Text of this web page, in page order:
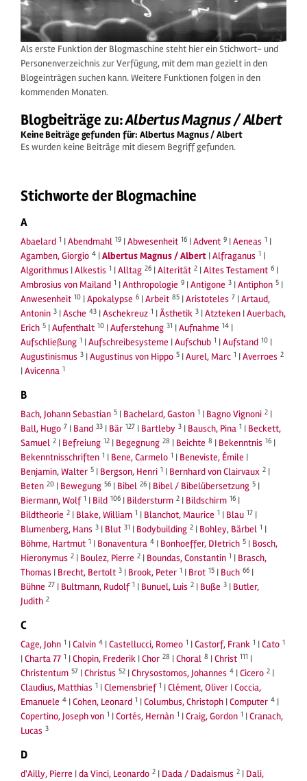
Als erste Funktion der Blogmaschine steht hier ein Stichwort- und
Personenverzeichnis zur Verfügung, mit dem man gezielt in den
Blogeinträgen suchen kann. Weitere Funktionen folgen in den
kommenden Monaten.
Blogbeiträge zu:Albertus Magnus / Albert
Keine Beiträge gefunden für: Albertus Magnus / Albert
Es wurden keine Beiträge mit diesem Begriff gefunden.
Stichworte der Blogmachine
A
Abaelard 1 |Abendmahl 19 |Abwesenheit 16 |Advent 9 |Aeneas 1 |
Agamben, Giorgio 4 |Albertus Magnus / Albert |Alfraganus 1 |
Algorithmus |Alkestis 1 |Alltag 26 |Alterität 2 |Altes Testament 6 |
Ambrosius von Mailand 1 |Anthropologie 9 |Antigone 3 |Antiphon 5 |
Anwesenheit 10 |Apokalypse 6 |Arbeit 85 |Aristoteles 7 |Artaud,
Antonin 3 |Asche 43 |Aschekreuz 1 |Ästhetik 3 |Atzteken |Auerbach,
Erich 5 |Aufenthalt 10 |Auferstehung 31 |Aufnahme 14 |
Aufschließung 1 |Aufschreibesysteme |Aufschub 1 |Aufstand 10 |
Augustinismus 3 |Augustinus von Hippo 5 |Aurel, Marc 1 |Averroes 2
|Avicenna 1
B
Bach, Johann Sebastian 5 | Bachelard, Gaston 1 | Bagno Vignoni 2 |
Ball, Hugo 7 | Band 33 | Bär 127 | Bartleby 3 | Bausch, Pina 1 | Beckett,
Samuel 2 | Befreiung 12 | Begegnung 28 | Beichte 8 | Bekenntnis 16 |
Bekenntnisschriften 1 | Bene, Carmelo 1 | Beneviste, Émile |
Benjamin, Walter 5 | Bergson, Henri 1 | Bernhard von Clairvaux 2 |
Beten 20 | Bewegung 56 | Bibel 26 | Bibel / Bibelübersetzung 5 |
Biermann, Wolf 1 | Bild 106 | Bildersturm 2 | Bildschirm 16 |
Bildtheorie 2 | Blake, William 1 | Blanchot, Maurice 1 | Blau 17 |
Blumenberg, Hans 3 | Blut 31 | Bodybuilding 2 | Bohley, Bärbel 1 |
Böhme, Hartmut 1 | Bonaventura 4 | Bonhoeffer, DIetrich 5 | Bosch,
Hieronymus 2 | Boulez, Pierre 2 | Boundas, Constantin 1 | Brasch,
Thomas | Brecht, Bertolt 3 | Brook, Peter 1 | Brot 15 | Buch 66 |
Bühne 27 | Bultmann, Rudolf 1 | Bunuel, Luis 2 | Buße 3 | Butler,
Judith 2
C
Cage, John 1 |Calvin 4 |Castellucci, Romeo 1 |Castorf, Frank 1 |Cato 1
|Charta 77 1 |Chopin, Frederik |Chor 28 |Choral 8 |Christ 111 |
Christentum 57 |Christus 52 |Chrysostomos, Johannes 4 |Cicero 2 |
Claudius, Matthias 1 |Clemensbrief 1 |Clément, Oliver |Coccia,
Emanuele 4 |Cohen, Leonard 1 |Columbus, Christoph |Computer 4 |
Copertino, Joseph von 1 |Cortés, Hernàn 1 |Craig, Gordon 1 |Cranach,
Lucas 3
D
d'Ailly, Pierre |da Vinci, Leonardo 2 | Dada / Dadaismus 2 | Dali,